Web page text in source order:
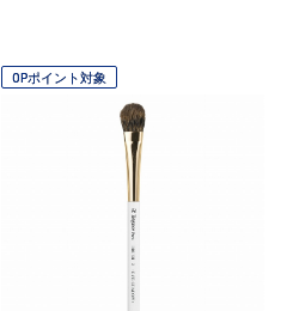
OPポイント対象